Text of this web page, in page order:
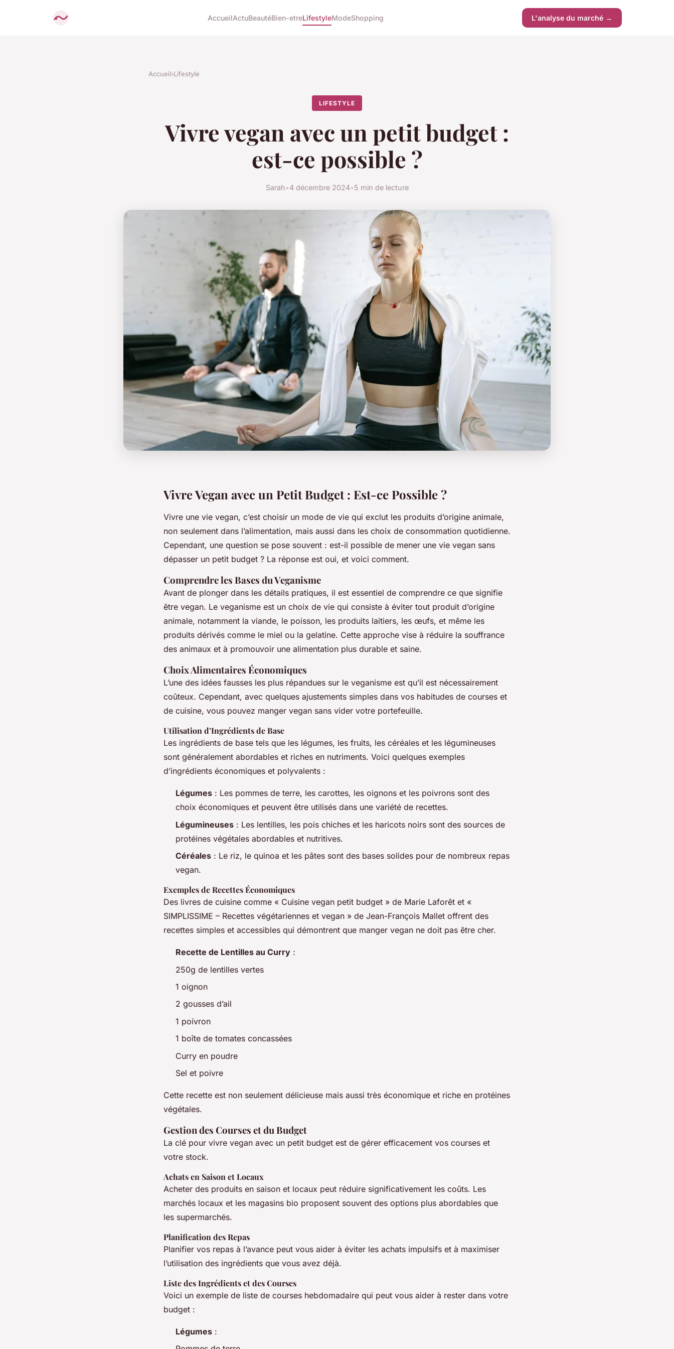
AccueilActuBeautéBien-etreLifestyleModeShopping L'analyse du marché →
Accueil›Lifestyle
LIFESTYLE
Vivre vegan avec un petit budget :
est-ce possible ?
Sarah•4 décembre 2024•5 min de lecture
Vivre Vegan avec un Petit Budget : Est-ce Possible ?
Vivre une vie vegan, c’est choisir un mode de vie qui exclut les produits d’origine animale,
non seulement dans l’alimentation, mais aussi dans les choix de consommation quotidienne.
Cependant, une question se pose souvent : est-il possible de mener une vie vegan sans
dépasser un petit budget ? La réponse est oui, et voici comment.
Comprendre les Bases du Veganisme
Avant de plonger dans les détails pratiques, il est essentiel de comprendre ce que signifie
être vegan. Le veganisme est un choix de vie qui consiste à éviter tout produit d’origine
animale, notamment la viande, le poisson, les produits laitiers, les œufs, et même les
produits dérivés comme le miel ou la gelatine. Cette approche vise à réduire la souffrance
des animaux et à promouvoir une alimentation plus durable et saine.
Choix Alimentaires Économiques
L’une des idées fausses les plus répandues sur le veganisme est qu’il est nécessairement
coûteux. Cependant, avec quelques ajustements simples dans vos habitudes de courses et
de cuisine, vous pouvez manger vegan sans vider votre portefeuille.
Utilisation d’Ingrédients de Base
Les ingrédients de base tels que les légumes, les fruits, les céréales et les légumineuses
sont généralement abordables et riches en nutriments. Voici quelques exemples
d’ingrédients économiques et polyvalents :
Légumes : Les pommes de terre, les carottes, les oignons et les poivrons sont des
choix économiques et peuvent être utilisés dans une variété de recettes.
Légumineuses : Les lentilles, les pois chiches et les haricots noirs sont des sources de
protéines végétales abordables et nutritives.
Céréales : Le riz, le quinoa et les pâtes sont des bases solides pour de nombreux repas
vegan.
Exemples de Recettes Économiques
Des livres de cuisine comme « Cuisine vegan petit budget » de Marie Laforêt et «
SIMPLISSIME – Recettes végétariennes et vegan » de Jean-François Mallet offrent des
recettes simples et accessibles qui démontrent que manger vegan ne doit pas être cher.
Recette de Lentilles au Curry :
250g de lentilles vertes
1 oignon
2 gousses d’ail
1 poivron
1 boîte de tomates concassées
Curry en poudre
Sel et poivre
Cette recette est non seulement délicieuse mais aussi très économique et riche en protéines
végétales.
Gestion des Courses et du Budget
La clé pour vivre vegan avec un petit budget est de gérer efficacement vos courses et
votre stock.
Achats en Saison et Locaux
Acheter des produits en saison et locaux peut réduire significativement les coûts. Les
marchés locaux et les magasins bio proposent souvent des options plus abordables que
les supermarchés.
Planification des Repas
Planifier vos repas à l’avance peut vous aider à éviter les achats impulsifs et à maximiser
l’utilisation des ingrédients que vous avez déjà.
Liste des Ingrédients et des Courses
Voici un exemple de liste de courses hebdomadaire qui peut vous aider à rester dans votre
budget :
Légumes :